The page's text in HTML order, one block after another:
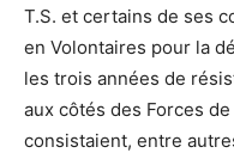
T.S. et certains de ses
en Volontaires pour la
les trois années de
aux côtés des Forces
consistaient, entre